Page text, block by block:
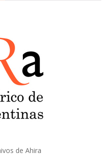
de Ahira